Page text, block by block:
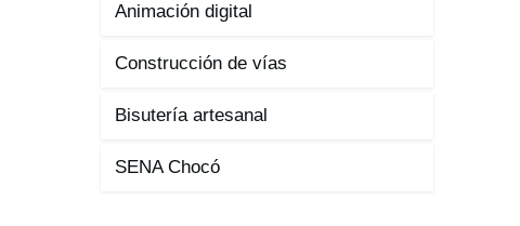
Animación digital
Construcción de vías
Bisutería artesanal
SENA Chocó